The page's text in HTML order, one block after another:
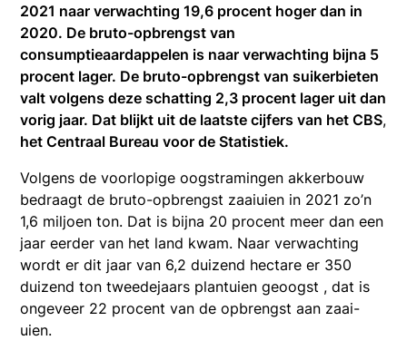
2021 naar verwachting 19,6 procent hoger dan in
2020. De bruto-opbrengst van
consumptieaardappelen is naar verwachting bijna 5
procent lager. De bruto-opbrengst van suikerbieten
valt volgens deze schatting 2,3 procent lager uit dan
vorig jaar. Dat blijkt uit de laatste cijfers van het CBS,
het Centraal Bureau voor de Statistiek.
Volgens de voorlopige oogstramingen akkerbouw
bedraagt de bruto-opbrengst zaaiuien in 2021 zo’n
1,6 miljoen ton. Dat is bijna 20 procent meer dan een
jaar eerder van het land kwam. Naar verwachting
wordt er dit jaar van 6,2 duizend hectare er 350
duizend ton tweedejaars plantuien geoogst , dat is
ongeveer 22 procent van de opbrengst aan zaai-
uien.